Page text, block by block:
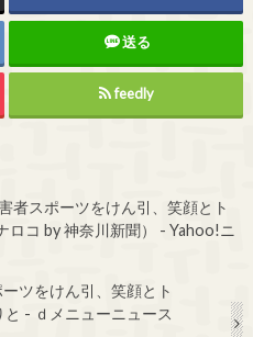
送る
feedly
者スポーツをけん引、笑顔とト
ロコ by 神奈川新聞） - Yahoo!ニ
ツをけん引、笑顔とト
と - ｄメニューニュース